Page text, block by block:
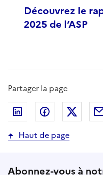
Découvrez le
2025 de l’ASP
Partager la page
Partager surPartager sur
Haut de page
Abonnez-vous à